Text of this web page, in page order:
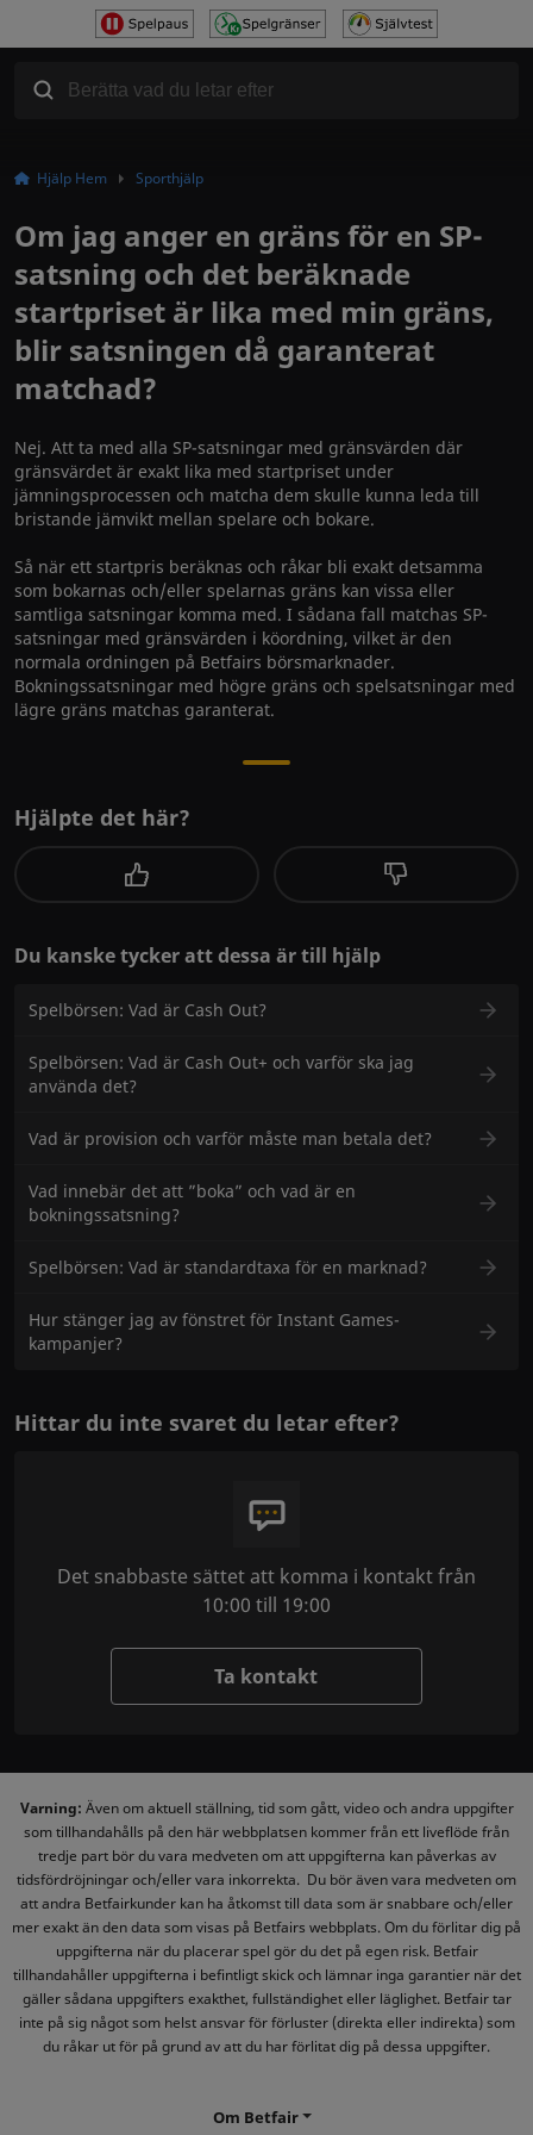
Hjälp Hem Sporthjälp
Om jag anger en gräns för en SP-
satsning och det beräknade
startpriset är lika med min gräns,
blir satsningen då garanterat
matchad?
Nej. Att ta med alla SP-satsningar med gränsvärden där
gränsvärdet är exakt lika med startpriset under
jämningsprocessen och matcha dem skulle kunna leda till
bristande jämvikt mellan spelare och bokare.
Så när ett startpris beräknas och råkar bli exakt detsamma
som bokarnas och/eller spelarnas gräns kan vissa eller
samtliga satsningar komma med. I sådana fall matchas SP-
satsningar med gränsvärden i köordning, vilket är den
normala ordningen på Betfairs börsmarknader.
Bokningssatsningar med högre gräns och spelsatsningar med
lägre gräns matchas garanterat.
Hjälpte det här?
Du kanske tycker att dessa är till hjälp
Spelbörsen: Vad är Cash Out?
Spelbörsen: Vad är Cash Out+ och varför ska jag
använda det?
Vad är provision och varför måste man betala det?
Vad innebär det att ”boka” och vad är en
bokningssatsning?
Spelbörsen: Vad är standardtaxa för en marknad?
Hur stänger jag av fönstret för Instant Games-
kampanjer?
Hittar du inte svaret du letar efter?
Det snabbaste sättet att komma i kontakt från
10:00 till 19:00
Ta kontakt
Varning: Även om aktuell ställning, tid som gått, video och andra uppgifter
som tillhandahålls på den här webbplatsen kommer från ett liveflöde från
tredje part bör du vara medveten om att uppgifterna kan påverkas av
tidsfördröjningar och/eller vara inkorrekta. Du bör även vara medveten om
att andra Betfairkunder kan ha åtkomst till data som är snabbare och/eller
mer exakt än den data som visas på Betfairs webbplats. Om du förlitar dig på
uppgifterna när du placerar spel gör du det på egen risk. Betfair
tillhandahåller uppgifterna i befintligt skick och lämnar inga garantier när det
gäller sådana uppgifters exakthet, fullständighet eller läglighet. Betfair tar
inte på sig något som helst ansvar för förluster (direkta eller indirekta) som
du råkar ut för på grund av att du har förlitat dig på dessa uppgifter.
Om Betfair